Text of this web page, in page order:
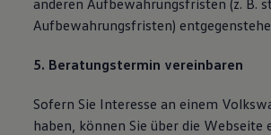
anderen Aufbewahrungsfristen (z. B.
Aufbewahrungsfristen)
5. Beratungstermin vereinbaren
Sofern Sie Interesse an einem
haben, können Sie über die Webseite